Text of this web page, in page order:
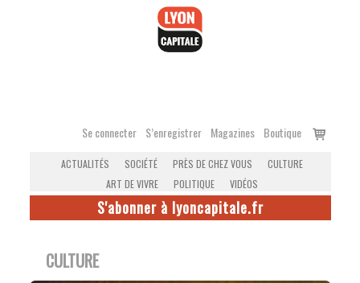
Se connecter S’enregistrer Magazines Boutique
Voir
ACTUALITÉS SOCIÉTÉ PRÈS DE CHEZ VOUS
CULTURE
ART DE VIVRE
POLITIQUE VIDÉOS
S'abonner à lyoncapitale.fr
CULTURE